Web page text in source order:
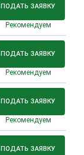
ПОДАТЬ ЗАЯВКУ
Рекомендуем
ПОДАТЬ ЗАЯВКУ
Рекомендуем
ПОДАТЬ ЗАЯВКУ
Рекомендуем
ПОДАТЬ ЗАЯВКУ